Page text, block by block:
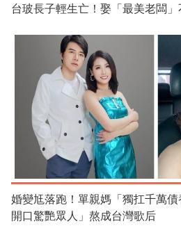
台玻長子輕生亡！娶「最美老闆
婚變尪落跑！單親媽「獨扛千萬
開口驚艷眾人」熬成台灣歌后